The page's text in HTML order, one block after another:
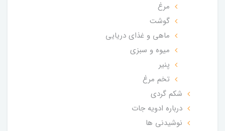
مرغ
گوشت
ماهی و غذای دریایی
میوه و سبزی
پنیر
تخم مرغ
شکم گردی
درباره ادویه جات
نوشیدنی ها